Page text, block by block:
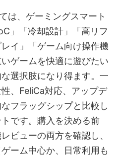
は、ゲーミングスマート
」「冷却設計」「高リフ
イ」「ゲーム向け操作機
ゲームを快適に遊びたい
選択肢になり得ます。一
、FeliCa対応、アップデ
フラッグシップと比較し
です。購入を決める前
ビューの両方を確認し、
ーム中心か、日常利用も